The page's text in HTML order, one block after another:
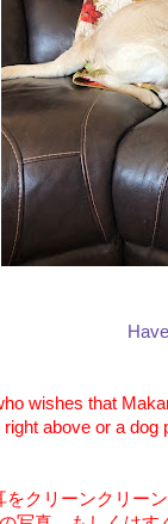
wishes that
right above or a
をクリーンクリー